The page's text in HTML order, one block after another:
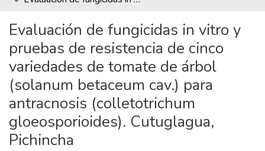
Evaluación de fungicidas in vitro y
pruebas de resistencia de cinco
variedades de tomate de árbol
(solanum betaceum cav.) para
antracnosis (colletotrichum
gloeosporioides). Cutuglagua,
Pichincha